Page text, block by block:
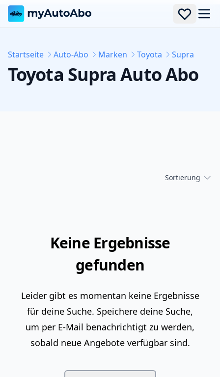
Startseite Auto-Abo Marken Toyota Supra
Toyota Supra Auto Abo
Sortierung
Keine Ergebnisse
gefunden
Leider gibt es momentan keine Ergebnisse
für deine Suche. Speichere deine Suche,
um per E-Mail benachrichtigt zu werden,
sobald neue Angebote verfügbar sind.